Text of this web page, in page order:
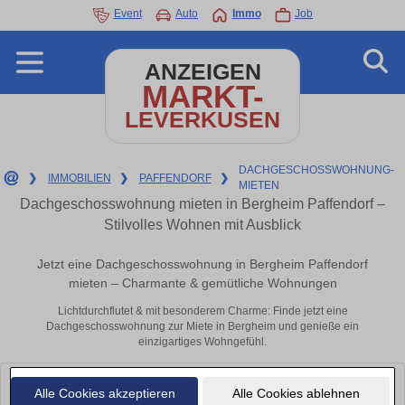
Alle Cookies akzeptieren Alle Cookies ablehnen
Event Auto Immo Job
ANZEIGEN
MARKT-
LEVERKUSEN
❯ IMMOBILIEN ❯ PAFFENDORF ❯
DACHGESCHOSSWOHNUNG-
MIETEN
Dachgeschosswohnung mieten in Bergheim Paffendorf –
Stilvolles Wohnen mit Ausblick
Jetzt eine Dachgeschosswohnung in Bergheim Paffendorf
mieten – Charmante & gemütliche Wohnungen
Lichtdurchflutet & mit besonderem Charme: Finde jetzt eine
Dachgeschosswohnung zur Miete in Bergheim und genieße ein
einzigartiges Wohngefühl.
Leider konnten wir derzeit keine passenden Objekte finden. Schauen Sie
bald wieder vorbei!